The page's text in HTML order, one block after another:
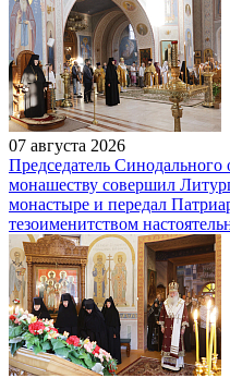
07 августа 2026
Председатель
монашеству совершил
монастыре и передал
тезоименитством